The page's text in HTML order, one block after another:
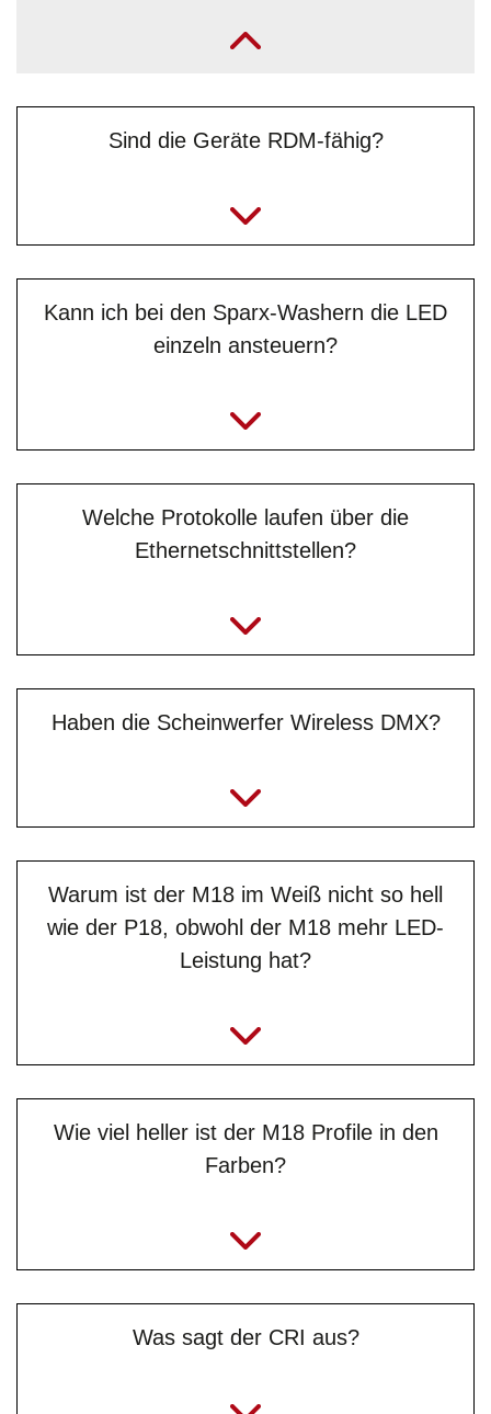
„Melde dich für Preisanfragen bzw. für ein unverbindliches
Sind die Geräte RDM-fähig?
Kann ich bei den Sparx-Washern die LED
einzeln ansteuern?
Welche Protokolle laufen über die
Ethernetschnittstellen?
Haben die Scheinwerfer Wireless DMX?
Warum ist der M18 im Weiß nicht so hell
wie der P18, obwohl der M18 mehr LED-
Leistung hat?
Wie viel heller ist der M18 Profile in den
Farben?
Was sagt der CRI aus?